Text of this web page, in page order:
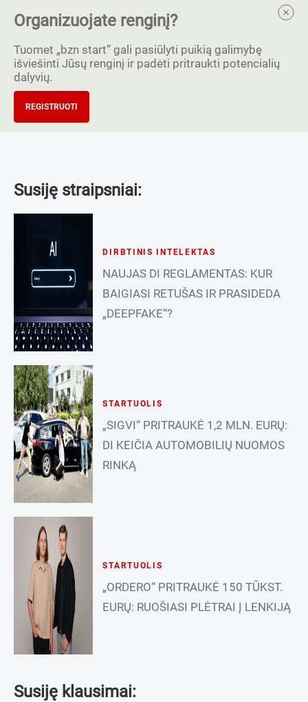
Organizuojate renginį?
Tuomet „bzn start” gali pasiūlyti puikią galimybę
išviešinti Jūsų renginį ir padėti pritraukti potencialių
dalyvių.
REGISTRUOTI
Susiję straipsniai:
DIRBTINIS INTELEKTAS
NAUJAS DI REGLAMENTAS: KUR
BAIGIASI RETUŠAS IR PRASIDEDA
„DEEPFAKE“?
STARTUOLIS
„SIGVI“ PRITRAUKĖ 1,2 MLN. EURŲ:
DI KEIČIA AUTOMOBILIŲ NUOMOS
RINKĄ
STARTUOLIS
„ORDERO“ PRITRAUKĖ 150 TŪKST.
EURŲ: RUOŠIASI PLĖTRAI Į LENKIJĄ
Susiję klausimai: